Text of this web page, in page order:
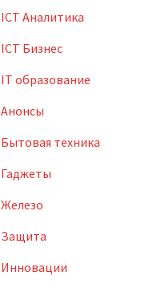
ICT Аналитика
ICT Бизнес
IT образование
Анонсы
Бытовая техника
Гаджеты
Железо
Защита
Инновации